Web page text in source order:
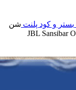
بستر و کود پلنت شن